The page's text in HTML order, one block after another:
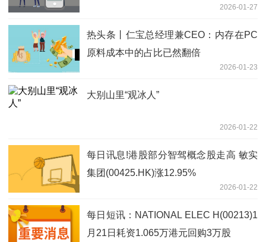
2026-01-27
热头条丨仁宝总经理兼CEO：内存在PC
原料成本中的占比已然翻倍
2026-01-23
大别山里“观冰人”
2026-01-22
每日讯息!港股部分智驾概念股走高 敏实
集团(00425.HK)涨12.95%
2026-01-22
每日短讯：NATIONAL ELEC H(00213)1
月21日耗资1.065万港元回购3万股